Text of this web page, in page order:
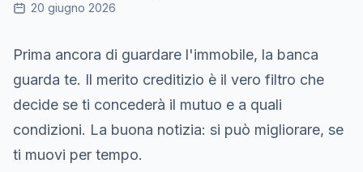
20 giugno 2026
Prima ancora di guardare l'immobile, la banca
guarda te. Il merito creditizio è il vero filtro che
decide se ti concederà il mutuo e a quali
condizioni. La buona notizia: si può migliorare, se
ti muovi per tempo.